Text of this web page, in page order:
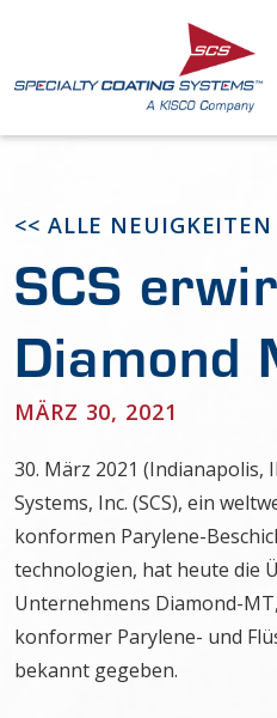
<< ALLE
SCS
Diamond
MÄRZ 30, 2021
30. März 2021 (Indianapolis,
Systems, Inc. (SCS), ein
konformen Parylene-
technologien, hat heute die
Unternehmens Diamond-
konformer Parylene- und
bekannt gegeben.